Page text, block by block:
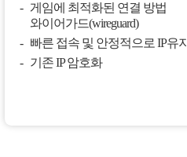
게임에 최적화된 연결 방법
와이어가드(wireguard)
빠른 접속 및 안정적으로 IP유지
기존 IP 암호화